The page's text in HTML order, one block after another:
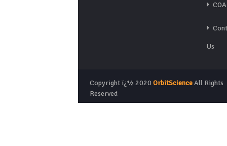
COA
Us
Copyright ï¿½ 2020 OrbitScienceAll Rights
Reserved